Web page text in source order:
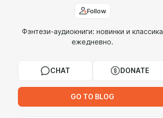
Follow
Фэнтези-аудиокниги: новинки и классика
ежедневно.
CHAT DONATE
GO TO BLOG